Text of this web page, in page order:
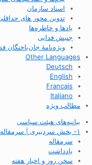
اسناد سازمان
تدوین محور های
یادها و خاطره‌ها
جنبش فدایی
ویژه‌نامهٔ جان‌باختگان
Other Languages
Deutsch
English
Francais
Italiano
مطالب ویژه
بیانیه‌های هیئت سیاسی
۱- بخش سردبیری | سرمقاله، یادداشت، سخن روز و پژوهش‌ها
سرمقاله
یادداشت
سخن روز و اخبار هفته